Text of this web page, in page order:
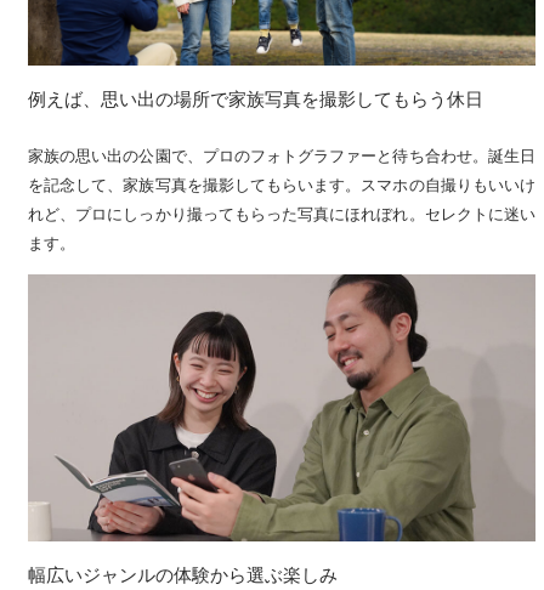
例えば、思い出の場所で家族写真を撮影してもらう休日
家族の思い出の公園で、プロのフォトグラファーと待ち合わせ。誕生日
を記念して、家族写真を撮影してもらいます。スマホの自撮りもいいけ
れど、プロにしっかり撮ってもらった写真にほれぼれ。セレクトに迷い
ます。
幅広いジャンルの体験から選ぶ楽しみ